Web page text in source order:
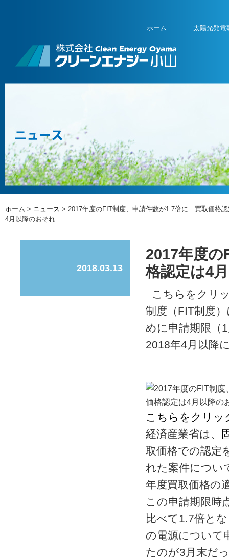
ホーム 太陽光発電
ホーム > ニュース > 2017年度のFIT制度、申請件数が1.7倍に 買取価格認
4月以降のおそれ
2018.03.13
2017年度
格認定は4
こちらをクリ
制度（FIT制度
めに申請期限（
2018年4月以降
こちらをクリッ
経済産業省は、
取価格での認定
れた案件につい
年度買取価格の
この申請期限時
比べて1.7倍と
の電源について
たのが3月末だ